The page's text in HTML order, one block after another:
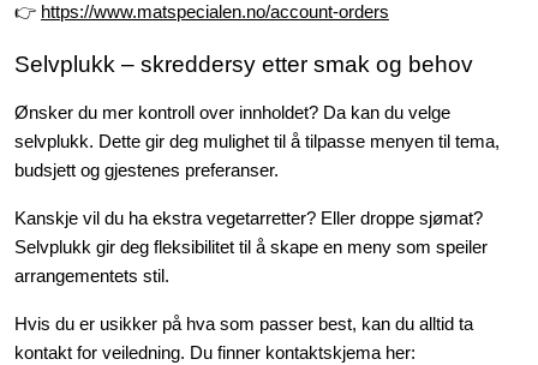
👉 https://www.matspecialen.no/account-orders
Selvplukk – skreddersy etter smak og behov
Ønsker du mer kontroll over innholdet? Da kan du velge
selvplukk. Dette gir deg mulighet til å tilpasse menyen til tema,
budsjett og gjestenes preferanser.
Kanskje vil du ha ekstra vegetarretter? Eller droppe sjømat?
Selvplukk gir deg fleksibilitet til å skape en meny som speiler
arrangementets stil.
Hvis du er usikker på hva som passer best, kan du alltid ta
kontakt for veiledning. Du finner kontaktskjema her: